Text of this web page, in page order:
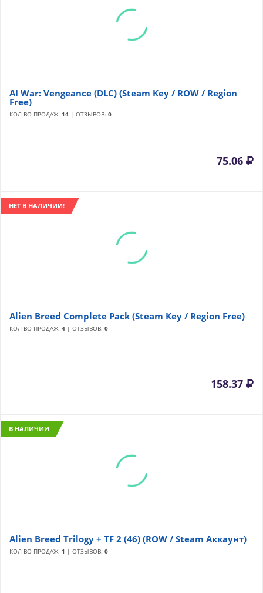
AI War: Vengeance (DLC) (Steam Key / ROW / Region
Free)
КОЛ-ВО ПРОДАЖ: 14 | ОТЗЫВОВ: 0
75.06
НЕТ В НАЛИЧИИ!
Alien Breed Complete Pack (Steam Key / Region Frее)
КОЛ-ВО ПРОДАЖ: 4 | ОТЗЫВОВ: 0
158.37
В НАЛИЧИИ
Alien Breed Trilogy + TF 2 (46) (ROW / Steam Аккаунт)
КОЛ-ВО ПРОДАЖ: 1 | ОТЗЫВОВ: 0